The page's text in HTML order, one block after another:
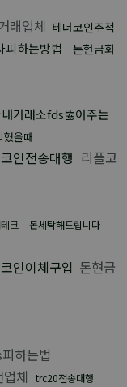
래업체 테더코인추척
피하는방법
돈현금화
거래소fds뚫어주는
을때
코인전송대행 리플코
크
돈세탁해드립니다
코인이체구입 돈현금
하는법
체 trc20전송대행